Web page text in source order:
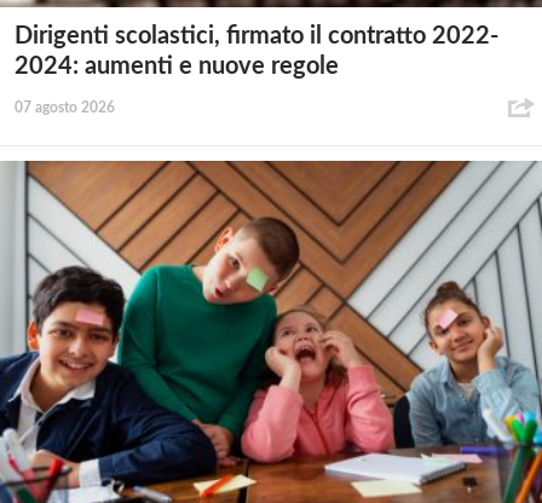
Dirigenti scolastici, firmato il contratto 2022-
2024: aumenti e nuove regole
07 agosto 2026